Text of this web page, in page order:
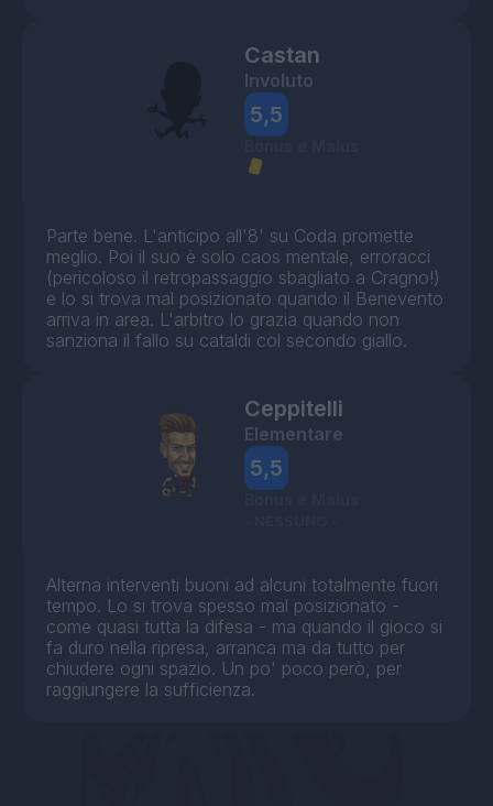
Castan
Involuto
5,5
Parte bene. L'anticipo all'8' su Coda promette
meglio. Poi il suo è solo caos mentale, erroracci
(pericoloso il retropassaggio sbagliato a Cragno!)
e lo si trova mal posizionato quando il Benevento
arriva in area. L'arbitro lo grazia quando non
sanziona il fallo su cataldi col secondo giallo.
Ceppitelli
Elementare
5,5
Alterna interventi buoni ad alcuni totalmente fuori
tempo. Lo si trova spesso mal posizionato -
come quasi tutta la difesa - ma quando il gioco si
fa duro nella ripresa, arranca ma da tutto per
chiudere ogni spazio. Un po' poco però, per
raggiungere la sufficienza.